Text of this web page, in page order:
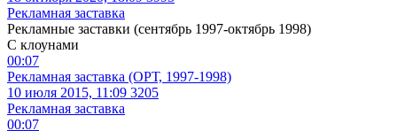
Рекламная заставка
Рекламные заставки (сентябрь 1997-октябрь 1998)
С клоунами
00:07
Рекламная заставка (ОРТ, 1997-1998)
10 июля 2015, 11:09 3205
Рекламная заставка
00:07